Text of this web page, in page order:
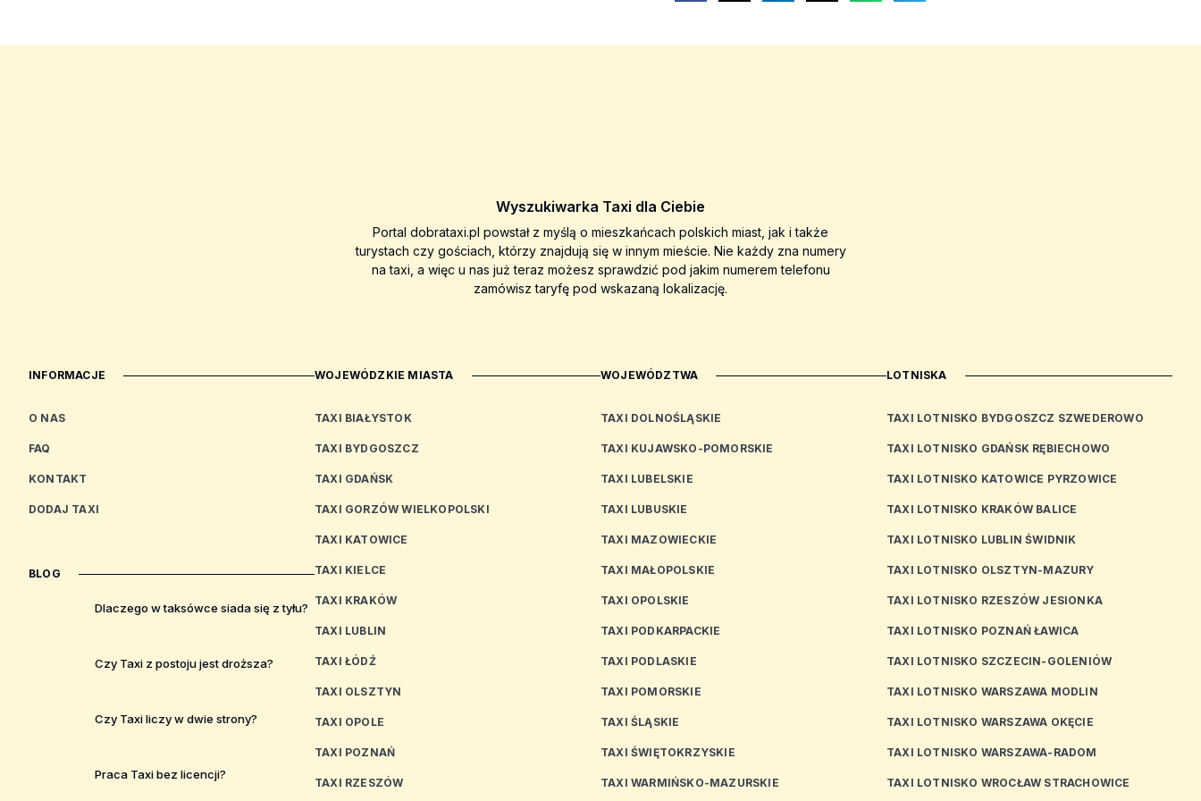
Wyszukiwarka Taxi dla Ciebie
Portal dobrataxi.pl powstał z myślą o mieszkańcach polskich miast, jak i także
turystach czy gościach, którzy znajdują się w innym mieście. Nie każdy zna numery
na taxi, a więc u nas już teraz możesz sprawdzić pod jakim numerem telefonu
zamówisz taryfę pod wskazaną lokalizację.
INFORMACJE
O NAS
FAQ
KONTAKT
DODAJ TAXI
BLOG
Dlaczego w taksówce siada się z tyłu?
Czy Taxi z postoju jest droższa?
Czy Taxi liczy w dwie strony?
Praca Taxi bez licencji?
WOJEWÓDZKIE MIASTA
TAXI BIAŁYSTOK
TAXI BYDGOSZCZ
TAXI GDAŃSK
TAXI GORZÓW WIELKOPOLSKI
TAXI KATOWICE
TAXI KIELCE
TAXI KRAKÓW
TAXI LUBLIN
TAXI ŁÓDŹ
TAXI OLSZTYN
TAXI OPOLE
TAXI POZNAŃ
TAXI RZESZÓW
WOJEWÓDZTWA
TAXI DOLNOŚLĄSKIE
TAXI KUJAWSKO-POMORSKIE
TAXI LUBELSKIE
TAXI LUBUSKIE
TAXI MAZOWIECKIE
TAXI MAŁOPOLSKIE
TAXI OPOLSKIE
TAXI PODKARPACKIE
TAXI PODLASKIE
TAXI POMORSKIE
TAXI ŚLĄSKIE
TAXI ŚWIĘTOKRZYSKIE
TAXI WARMIŃSKO-MAZURSKIE
LOTNISKA
TAXI LOTNISKO BYDGOSZCZ SZWEDEROWO
TAXI LOTNISKO GDAŃSK RĘBIECHOWO
TAXI LOTNISKO KATOWICE PYRZOWICE
TAXI LOTNISKO KRAKÓW BALICE
TAXI LOTNISKO LUBLIN ŚWIDNIK
TAXI LOTNISKO OLSZTYN-MAZURY
TAXI LOTNISKO RZESZÓW JESIONKA
TAXI LOTNISKO POZNAŃ ŁAWICA
TAXI LOTNISKO SZCZECIN-GOLENIÓW
TAXI LOTNISKO WARSZAWA MODLIN
TAXI LOTNISKO WARSZAWA OKĘCIE
TAXI LOTNISKO WARSZAWA-RADOM
TAXI LOTNISKO WROCŁAW STRACHOWICE